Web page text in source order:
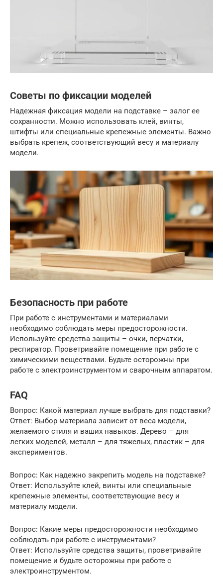
Советы по фиксации моделей
Надежная фиксация модели на подставке – залог ее
сохранности. Можно использовать клей, винты,
штифты или специальные крепежные элементы. Важно
выбрать крепеж, соответствующий весу и материалу
модели.
Безопасность при работе
При работе с инструментами и материалами
необходимо соблюдать меры предосторожности.
Используйте средства защиты – очки, перчатки,
респиратор. Проветривайте помещение при работе с
химическими веществами. Будьте осторожны при
работе с электроинструментом и сварочным аппаратом.
FAQ
Вопрос: Какой материал лучше выбрать для подставки?
Ответ: Выбор материала зависит от веса модели,
желаемого стиля и ваших навыков. Дерево – для
легких моделей, металл – для тяжелых, пластик – для
экспериментов.
Вопрос: Как надежно закрепить модель на подставке?
Ответ: Используйте клей, винты или специальные
крепежные элементы, соответствующие весу и
материалу модели.
Вопрос: Какие меры предосторожности необходимо
соблюдать при работе с инструментами?
Ответ: Используйте средства защиты, проветривайте
помещение и будьте осторожны при работе с
электроинструментом.